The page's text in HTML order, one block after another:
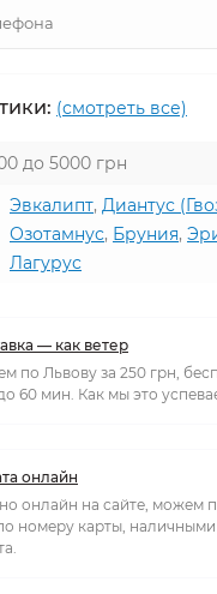
(смотреть все)
до 5000 грн
Эвкалипт, Диантус
Озотамнус, Бруния,
Лагурус
— как ветер
по Львову за 250 грн,
60 мин. Как мы это
онлайн
онлайн на сайте, можем
номеру карты,